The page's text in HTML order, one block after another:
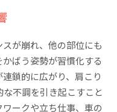
が崩れ、他の部位にも
ばう姿勢が習慣化する
鎖的に広がり、肩こり
不調を引き起こすこと
ークや立ち仕事、車の